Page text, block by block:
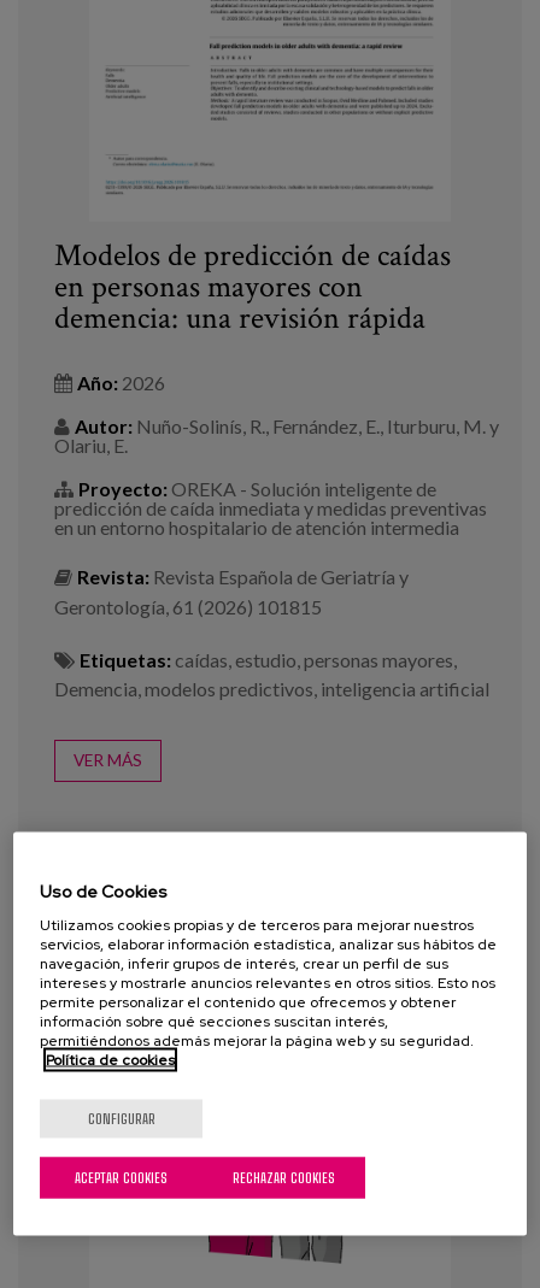
Canal de denuncias
Modelos de predicción de caídas
en personas mayores con
demencia: una revisión rápida
Año: 2026
Autor: Nuño-Solinís, R., Fernández, E., Iturburu, M. y
Olariu, E.
Proyecto: OREKA - Solución inteligente de
predicción de caída inmediata y medidas preventivas
en un entorno hospitalario de atención intermedia
Revista: Revista Española de Geriatría y
Gerontología, 61 (2026) 101815
Etiquetas: caídas, estudio,personas mayores,
Demencia,modelos predictivos, inteligencia artificial
VER MÁS
Uso de Cookies
Utilizamos cookies propias y de terceros para mejorar nuestros
servicios, elaborar información estadística, analizar sus hábitos de
navegación, inferir grupos de interés, crear un perfil de sus
intereses y mostrarle anuncios relevantes en otros sitios. Esto nos
permite personalizar el contenido que ofrecemos y obtener
información sobre qué secciones suscitan interés,
permitiéndonos además mejorar la página web y su seguridad.
Política de cookies
CONFIGURAR
RECHAZAR COOKIES
ACEPTAR COOKIES